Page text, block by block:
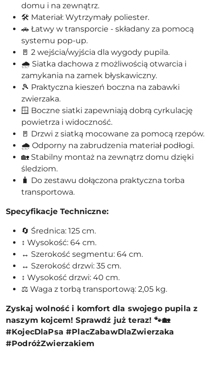
domu i na zewnątrz.
🛠️ Materiał: Wytrzymały poliester.
🚗 Łatwy w transporcie - składany za pomocą
systemu pop-up.
🚪 2 wejścia/wyjścia dla wygody pupila.
🌧️ Siatka dachowa z możliwością otwarcia i
zamykania na zamek błyskawiczny.
🎾 Praktyczna kieszeń boczna na zabawki
zwierzaka.
🪟 Boczne siatki zapewniają dobrą cyrkulację
powietrza i widoczność.
🚪 Drzwi z siatką mocowane za pomocą rzepów.
🌧️ Odporny na zabrudzenia materiał podłogi.
🏡 Stabilny montaż na zewnątrz domu dzięki
śledziom.
🧳 Do zestawu dołączona praktyczna torba
transportowa.
Specyfikacje Techniczne:
🔄 Średnica: 125 cm.
↕️ Wysokość: 64 cm.
↔️ Szerokość segmentu: 64 cm.
↔️ Szerokość drzwi: 35 cm.
↕️ Wysokość drzwi: 40 cm.
⚖️ Waga z torbą transportową: 2,05 kg.
Zyskaj wolność i komfort dla swojego pupila z
naszym kojcem! Sprawdź już teraz! 🐾🏡
#KojecDlaPsa #PlacZabawDlaZwierzaka
#PodróżZwierzakiem